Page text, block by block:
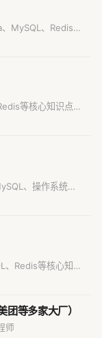
MySQL、Redis等
AI算法工程师面试
等核心知识点。
面试的求职者参考
、操作系统等
AI算法工程师面试
、Redis等核心知识
程师面试的求职者
等多家大厂）
师